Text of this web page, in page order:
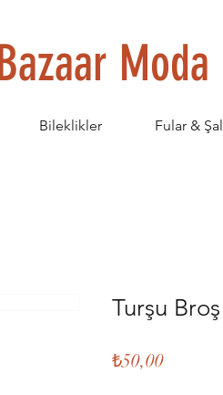
Moda
Bileklikler Fular & Şal
Turşu Broş
₺50,00Fiyat